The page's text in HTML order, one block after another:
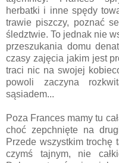
herbatki i inne spędy
trawie piszczy, poznać
śledztwie. To jednak nie
przeszukania domu
czasy zajęcia jakim jest
traci nic na swojej
powoli zaczyna
sąsiadem...
Poza Frances mamy tu
choć zepchnięte na
Przede wszystkim trochę
czymś tajnym, nie